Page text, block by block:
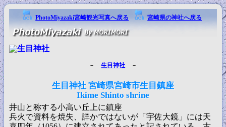
PhotoMiyazaki宮崎観光写真へ戻る 宮崎県の神社へ戻る
－生目神社 －
生目神社 宮崎県宮崎市生目鎮座
Ikime Shinto shrine
井山と称する小高い丘上に鎮座
兵火で資料を焼失、詳かではないが「宇佐大鏡」には天